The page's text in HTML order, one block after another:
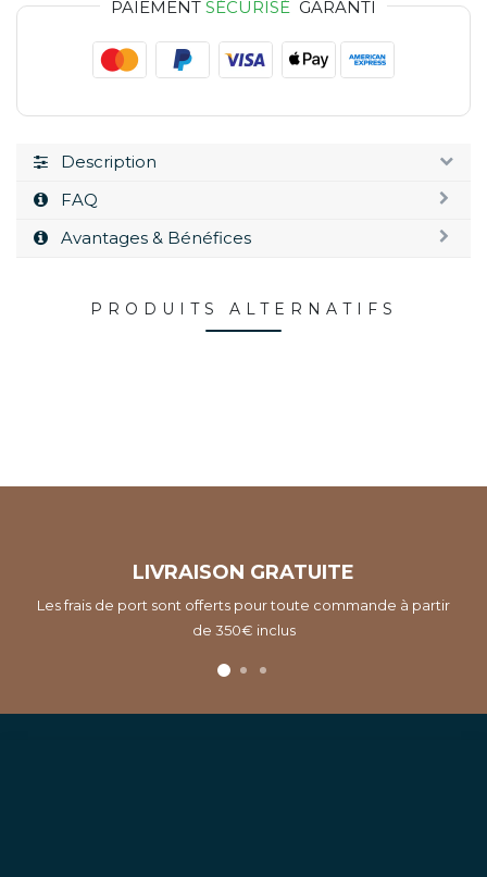
PAIEMENT SÉCURISÉ GARANTI
Description
FAQ
Avantages & Bénéfices
PRODUITS ALTERNATIFS
LIVRAISON GRATUITE
Les frais de port sont offerts pour toute commande à partir
de 350€ inclus